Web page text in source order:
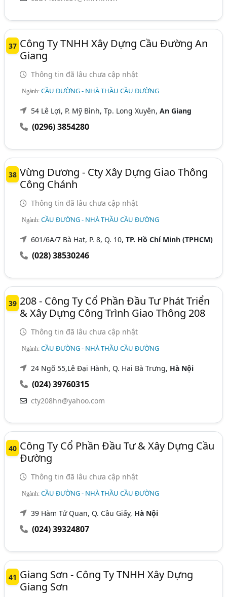
37 Công Ty TNHH Xây Dựng Cầu Đường An
Giang
Thông tin đã lâu chưa cập nhật
Ngành:CẦU ĐƯỜNG - NHÀ THẦU CẦU ĐƯỜNG
54 Lê Lợi, P. Mỹ Bình, Tp. Long Xuyên,An Giang
(0296) 3854280
38 Vừng Dương - Cty Xây Dựng Giao Thông
Công Chánh
Thông tin đã lâu chưa cập nhật
Ngành:CẦU ĐƯỜNG - NHÀ THẦU CẦU ĐƯỜNG
601/6A/7 Bà Hạt, P. 8, Q. 10,TP. Hồ Chí Minh (TPHCM)
(028) 38530246
39 208 - Công Ty Cổ Phần Đầu Tư Phát Triển
& Xây Dựng Công Trình Giao Thông 208
Thông tin đã lâu chưa cập nhật
Ngành:CẦU ĐƯỜNG - NHÀ THẦU CẦU ĐƯỜNG
24 Ngõ 55,Lê Đại Hành, Q. Hai Bà Trưng, Hà Nội
(024) 39760315
cty208hn@yahoo.com
40 Công Ty Cổ Phần Đầu Tư & Xây Dựng Cầu
Đường
Thông tin đã lâu chưa cập nhật
Ngành:CẦU ĐƯỜNG - NHÀ THẦU CẦU ĐƯỜNG
39 Hàm Tử Quan, Q. Cầu Giấy, Hà Nội
(024) 39324807
41 Giang Sơn - Công Ty TNHH Xây Dựng
Giang Sơn